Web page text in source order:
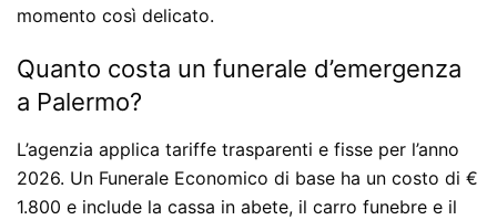
momento così delicato.
Quanto costa un funerale d’emergenza
a Palermo?
L’agenzia applica tariffe trasparenti e fisse per l’anno
2026. Un Funerale Economico di base ha un costo di €
1.800 e include la cassa in abete, il carro funebre e il